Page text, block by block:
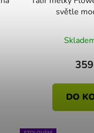
světle
DO